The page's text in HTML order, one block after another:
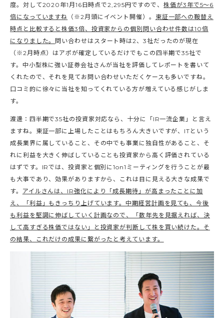
度。対して2020年1月16日時点で2,295円ですので、株価が3年で5〜6
倍になっていますね
（※2月頭にイベント開催）。 東証一部への鞍替え
時点と比較すると株価3倍、投資家からの個別問い合わせ件数は10倍
になりました。 問い合わせはスタート時は2、3社だったのが現在
（※2月時点）はアポが確定しているだけでもこの四半期で35社で
す。中小型株に強い証券会社さんが当社を評価してレポートを書いて
くれたので、それを見てお問い合わせいただくケースも多いですね。
口コミ的に徐々に当社を知ってくれている方が増えている感じがしま
す。
渡邊：四半期で35社の投資家対応なら、十分に「IR一流企業」と言え
ますね。東証一部に上場したことはもちろん大きいですが、ITという
成長業界に属していること、その中でも事業に独自性があること、そ
れに利益を大きく伸ばしていることも投資家から高く評価されている
はずです。IRでは、投資家と個別に1on1ミーティングを行うことが最
も大事であり、効果がありますから、これは目に見える大きな成果で
す。 アイルさんは、IR強化により「成長期待」が高まったことに加
え、「利益」もきっちり上げています。中期経営計画を見ても、今後
も利益を堅調に伸ばしていく計画なので、「数年先を見据えれば、決
して高すぎる株価ではない」と投資家が判断して株を買い続けた。そ
の結果、これだけの成果に繋がったと考えています。